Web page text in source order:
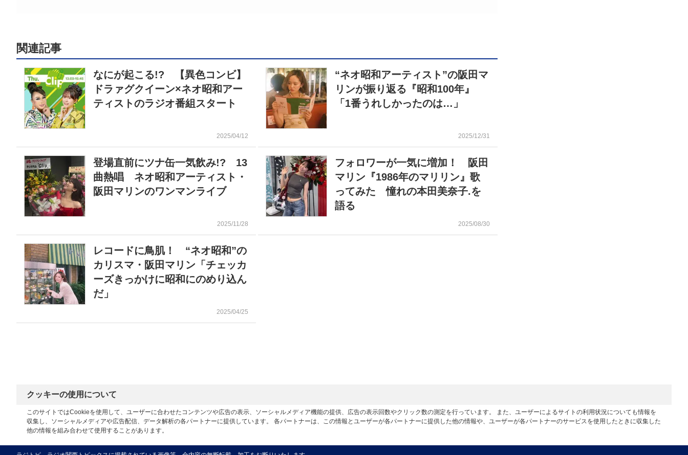
関連記事
なにが起こる!? 【異色コンビ】
ドラァグクイーン×ネオ昭和アー
ティストのラジオ番組スタート
2025/04/12
“ネオ昭和アーティスト”の阪田マ
リンが振り返る『昭和100年』
「1番うれしかったのは…」
2025/12/31
登場直前にツナ缶一気飲み!? 13
曲熱唱 ネオ昭和アーティスト・
阪田マリンのワンマンライブ
2025/11/28
フォロワーが一気に増加！ 阪田
マリン『1986年のマリリン』歌
ってみた 憧れの本田美奈子.を
語る
2025/08/30
レコードに鳥肌！ “ネオ昭和”の
カリスマ・阪田マリン「チェッカ
ーズきっかけに昭和にのめり込ん
だ」
2025/04/25
クッキーの使用について
このサイトではCookieを使用して、ユーザーに合わせたコンテンツや広告の表示、ソーシャルメディア機能の提供、広告の表示回数やクリック数の測定を行っています。 また、ユーザーによるサイトの利用状況についても情報を
収集し、ソーシャルメディアや広告配信、データ解析の各パートナーに提供しています。 各パートナーは、この情報とユーザーが各パートナーに提供した他の情報や、ユーザーが各パートナーのサービスを使用したときに収集した
他の情報を組み合わせて使用することがあります。